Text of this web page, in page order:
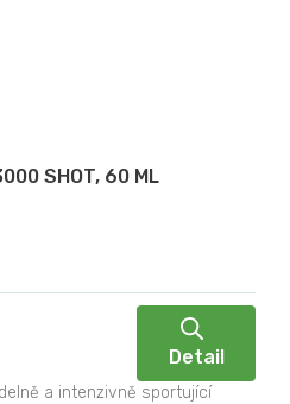
SHOT, 60 ML
Detail
a intenzivně sportující